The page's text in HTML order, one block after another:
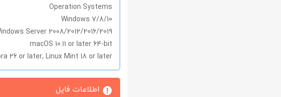
Operation Systems
Windows 7/8/10
Server 2008/2012/2016/2019
macOS 10.11 or later 64-bit
26 or later, Linux Mint 18 or later
اطلاعات فایل